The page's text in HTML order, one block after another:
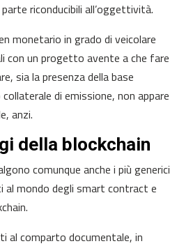
riconducibili all’oggettività.
monetario in grado di veicolare
con un progetto avente a che fare
sia la presenza della base
di emissione, non appare
anzi.
della blockchain
comunque anche i più generici
mondo degli smart contract e
al comparto documentale, in